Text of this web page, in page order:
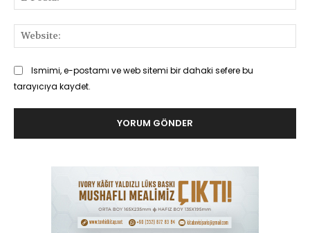
Ismimi, e-postamı ve web sitemi bir dahaki sefere bu
tarayıcıya kaydet.